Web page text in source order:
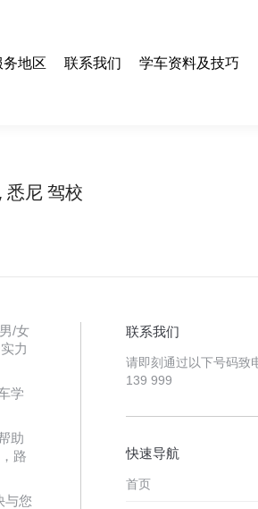
务地区 联系我们 学车资料及技巧
尼 驾校
/女
力
学
助
路
与您
联系我们
请即刻通过以下号码致
139 999
快速导航
首页